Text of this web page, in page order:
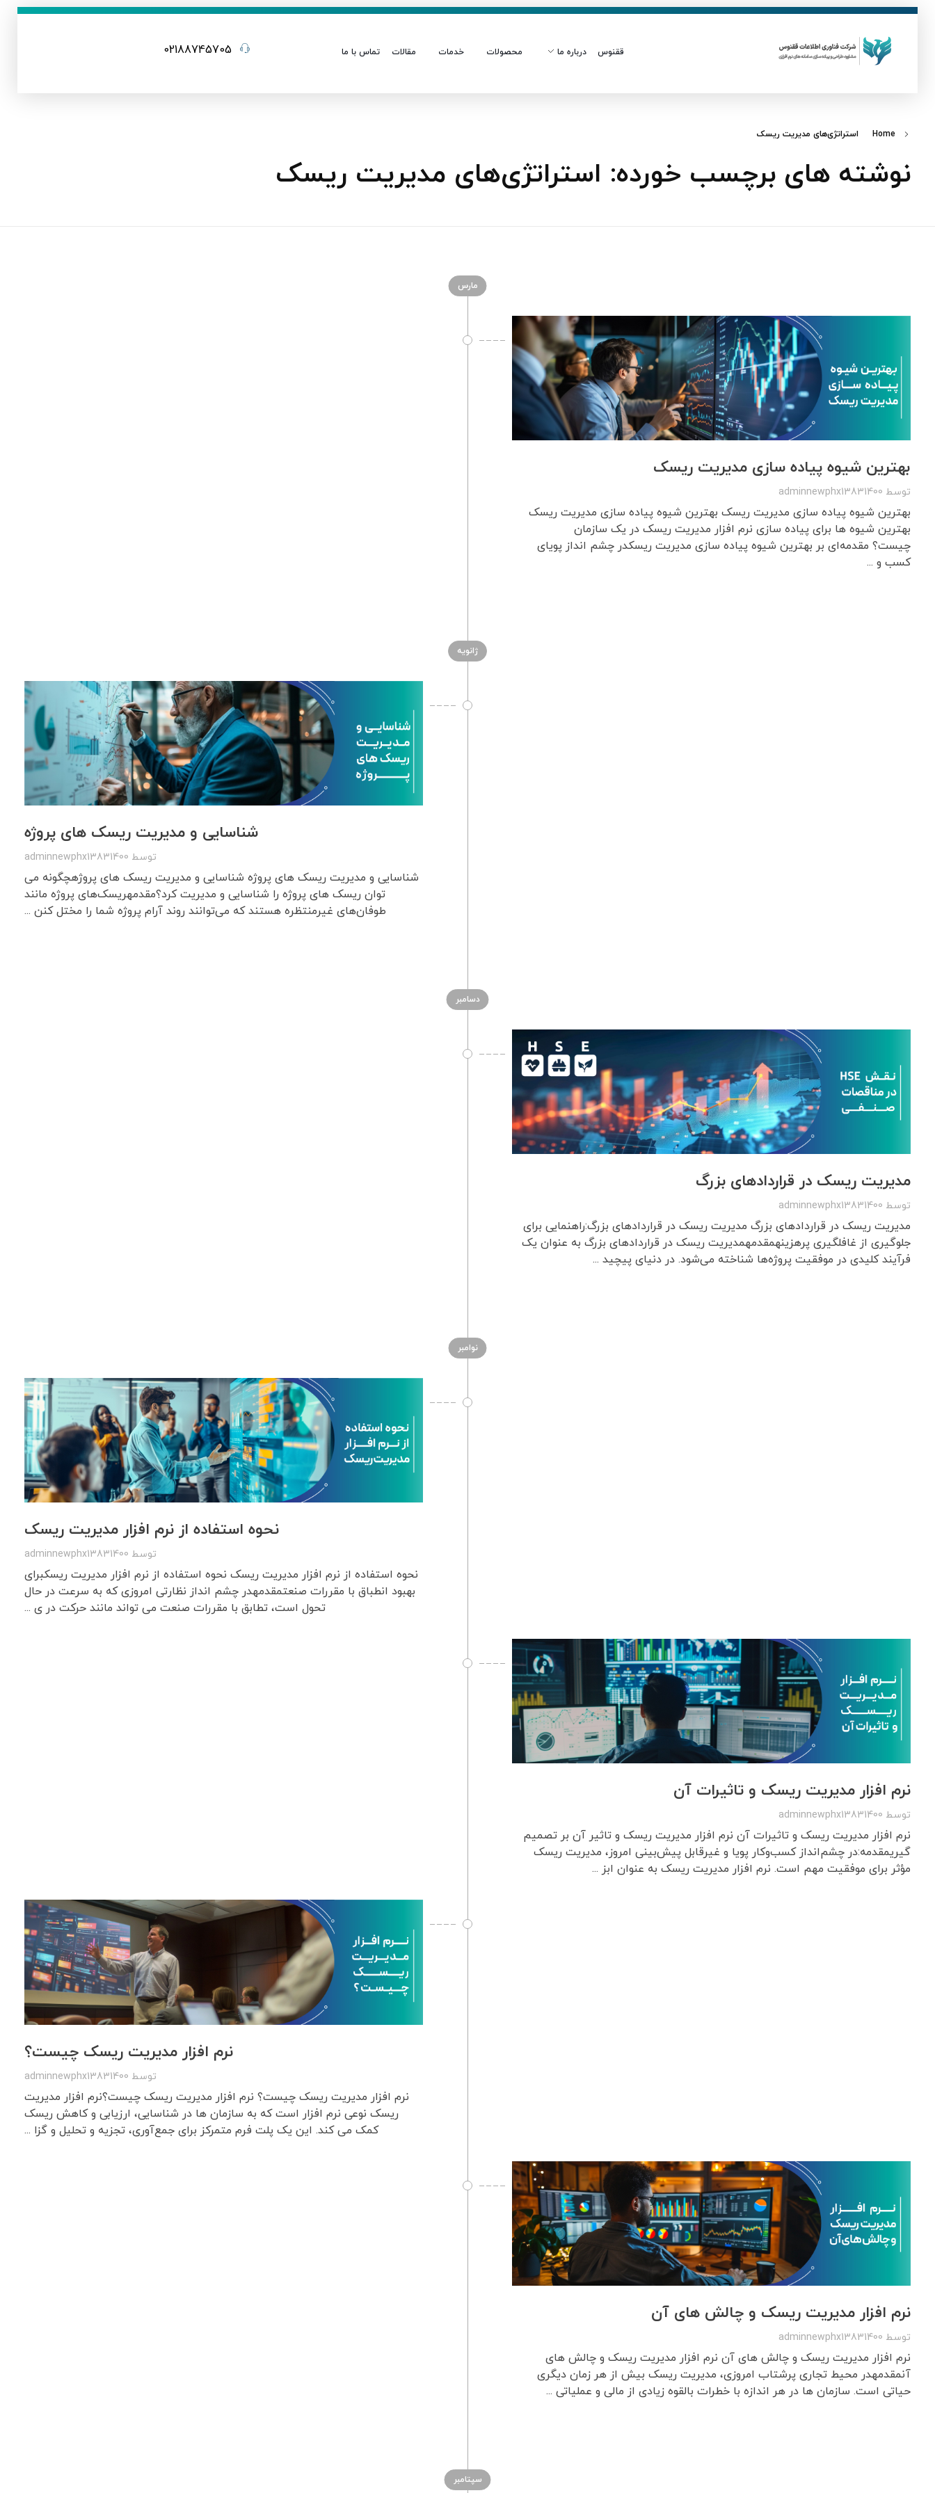
ققنوس درباره ما محصولات خدمات مقالات تماس با ما 02188745705
Home استراتژی‌های مدیریت ریسک
نوشته های برچسب خورده: استراتژی‌های مدیریت ریسک
مارس
بهترین شیوه پیاده سازی مدیریت ریسک
توسط adminnewphx13831400
بهترین شیوه پیاده سازی مدیریت ریسک بهترین شیوه پیاده سازی مدیریت ریسک
بهترین شیوه ها برای پیاده سازی نرم افزار مدیریت ریسک در یک سازمان
چیست؟ مقدمه‌ای بر بهترین شیوه پیاده سازی مدیریت ریسکدر چشم انداز پویای
کسب و ...
ژانویه
شناسایی و مدیریت ریسک های پروژه
توسط adminnewphx13831400
شناسایی و مدیریت ریسک های پروژه شناسایی و مدیریت ریسک های پروژهچگونه می
توان ریسک های پروژه را شناسایی و مدیریت کرد؟مقدمهریسک‌های پروژه مانند
طوفان‌های غیرمنتظره هستند که می‌توانند روند آرام پروژه شما را مختل کنن ...
دسامبر
مدیریت ریسک در قراردادهای بزرگ
توسط adminnewphx13831400
مدیریت ریسک در قراردادهای بزرگ مدیریت ریسک در قراردادهای بزرگ:راهنمایی برای
جلوگیری از غافلگیری پرهزینهمقدمهمدیریت ریسک در قراردادهای بزرگ به عنوان یک
فرآیند کلیدی در موفقیت پروژه‌ها شناخته می‌شود. در دنیای پیچید ...
نوامبر
نحوه استفاده از نرم افزار مدیریت ریسک
توسط adminnewphx13831400
نحوه استفاده از نرم افزار مدیریت ریسک نحوه استفاده از نرم افزار مدیریت ریسکبرای
بهبود انطباق با مقررات صنعتمقدمهدر چشم انداز نظارتی امروزی که به سرعت در حال
تحول است، تطابق با مقررات صنعت می تواند مانند حرکت در ی ...
نرم افزار مدیریت ریسک و تاثیرات آن
توسط adminnewphx13831400
نرم افزار مدیریت ریسک و تاثیرات آن نرم افزار مدیریت ریسک و تاثیر آن بر تصمیم
گیریمقدمه:در چشم‌انداز کسب‌وکار پویا و غیرقابل پیش‌بینی امروز، مدیریت ریسک
مؤثر برای موفقیت مهم است. نرم افزار مدیریت ریسک به عنوان ابز ...
نرم افزار مدیریت ریسک چیست؟
توسط adminnewphx13831400
نرم افزار مدیریت ریسک چیست؟ نرم افزار مدیریت ریسک چیست؟نرم افزار مدیریت
ریسک نوعی نرم افزار است که به سازمان ها در شناسایی، ارزیابی و کاهش ریسک
کمک می کند. این یک پلت فرم متمرکز برای جمع‌آوری، تجزیه و تحلیل و گزا ...
نرم افزار مدیریت ریسک و چالش های آن
توسط adminnewphx13831400
نرم افزار مدیریت ریسک و چالش های آن نرم افزار مدیریت ریسک و چالش های
آنمقدمهدر محیط تجاری پرشتاب امروزی، مدیریت ریسک بیش از هر زمان دیگری
حیاتی است. سازمان ها در هر اندازه با خطرات بالقوه زیادی از مالی و عملیاتی ...
سپتامبر